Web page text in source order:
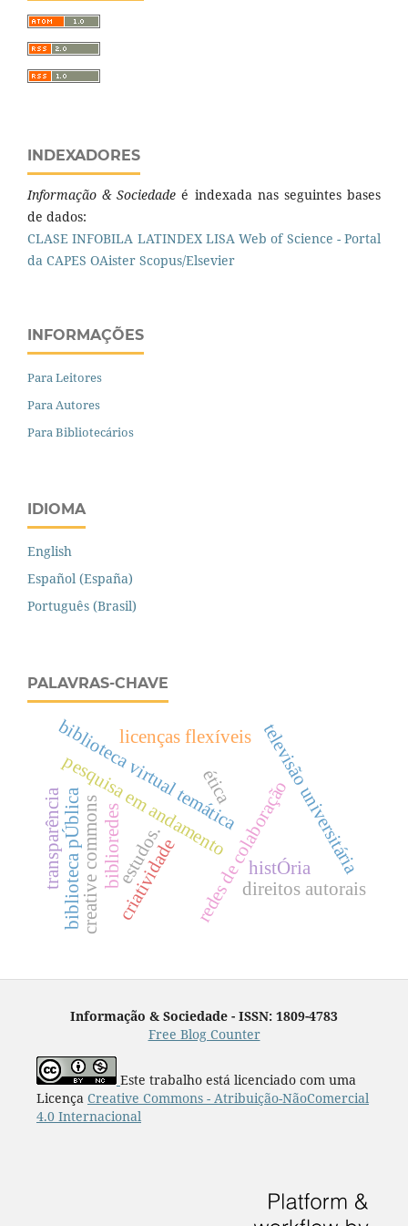
INDEXADORES
Informação & Sociedadeé indexada nas seguintes bases
de dados:
CLASE INFOBILA LATINDEX LISA Web of Science - Portal
da CAPES OAister Scopus/Elsevier
INFORMAÇÕES
Para Leitores
Para Autores
Para Bibliotecários
IDIOMA
English
Español (España)
Português (Brasil)
PALAVRAS-CHAVE
redes de colaboração
pesquisa em andamento
estudos. televisão universitária
biblioteca virtual temática
creative commons
licenças flexíveis
direitos autorais
criatividade histÓria
biblioredes
biblioteca pÚblica
transparência
ética
Informação & Sociedade - ISSN: 1809-4783
Free Blog Counter
Este trabalho está licenciado com uma
Licença Creative Commons - Atribuição-NãoComercial
4.0 Internacional